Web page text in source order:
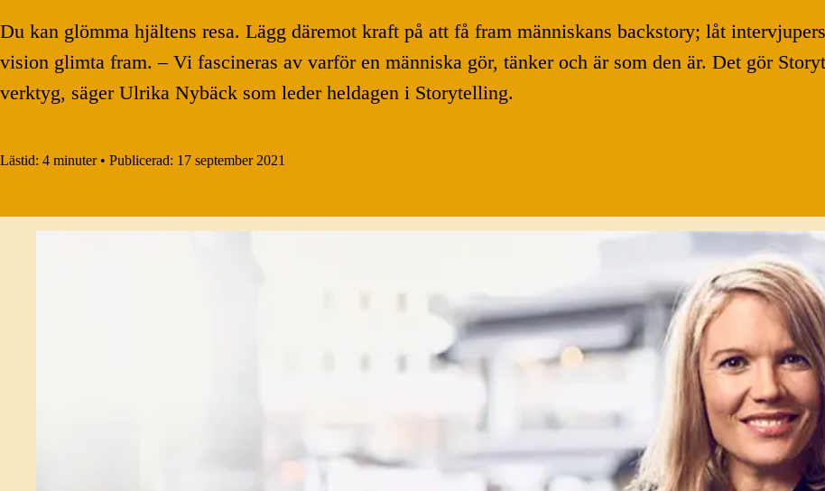
Du kan glömma hjältens resa. Lägg däremot kraft på att få fram människans backstory; låt
vision glimta fram. – Vi fascineras av varför en människa gör, tänker och är som den är. Det gör
verktyg, säger Ulrika Nybäck som leder heldagen i Storytelling.
Lästid: 4 minuter • Publicerad: 17 september 2021